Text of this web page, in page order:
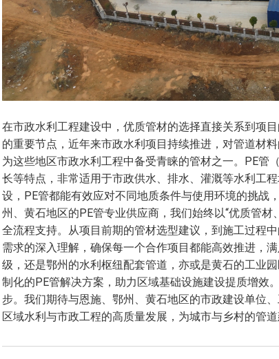
在市政水利工程建设中，优质管材的选择直接关系到项
的重要节点，近年来市政水利项目持续推进，对管道材
为这些地区市政水利工程中备受青睐的管材之一。PE管
长等特点，非常适用于市政供水、排水、灌溉等水利工
设，PE管都能有效应对不同地质条件与使用环境的挑战
州、黄石地区的PE管专业供应商，我们始终以“优质管
全流程支持。从项目前期的管材选型建议，到施工过程
需求的深入理解，确保每一个合作项目都能高效推进，
级，还是鄂州的水利枢纽配套管道，亦或是黄石的工业
制化的PE管解决方案，助力区域基础设施建设提质增效
步。我们期待与恩施、鄂州、黄石地区的市政建设单位
区域水利与市政工程的高质量发展，为城市与乡村的管道